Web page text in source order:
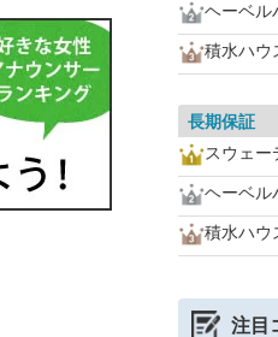
ヘーベル
積水ハウ
長期保証
スウェー
ヘーベル
積水ハウ
注目